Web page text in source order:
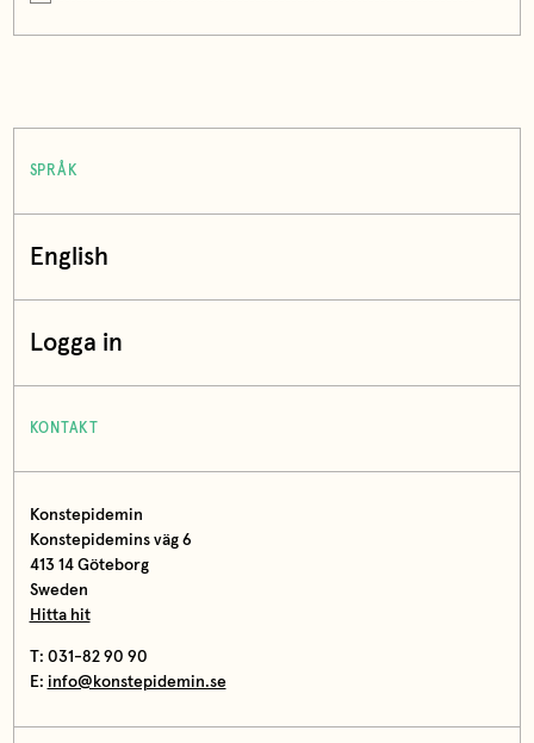
SPRÅK
English
Logga in
KONTAKT
Konstepidemin
Konstepidemins väg 6
413 14 Göteborg
Sweden
Hitta hit
T: 031-82 90 90
E: info@konstepidemin.se